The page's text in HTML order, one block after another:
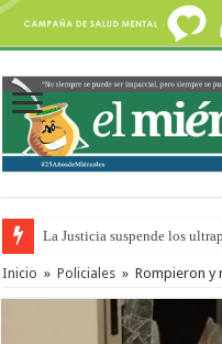
La Justicia suspende los
Se presentará la obra “La
Inicio » Policiales » Rompieron y